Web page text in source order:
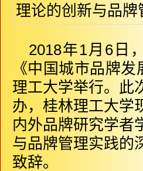
理论的创新与品
2018年1月6日
《中国城市品牌
理工大学举行。此
办，桂林理工大学
内外品牌研究学者
与品牌管理实践的
致辞。